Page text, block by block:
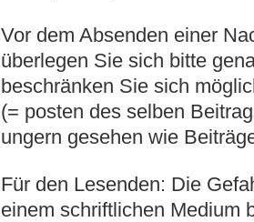
Vor dem Absenden einer
überlegen Sie sich bitte
beschränken Sie sich
(= posten des selben
ungern gesehen wie
Für den Lesenden: Die
einem schriftlichen Medium